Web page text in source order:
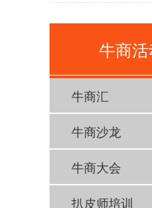
牛商
牛商汇
牛商沙龙
牛商大会
扒皮师培训